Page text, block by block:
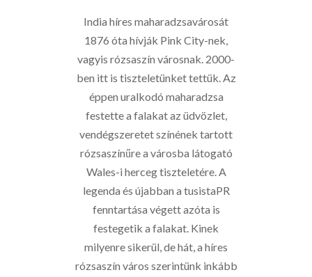
India híres maharadzsavárosát
1876 óta hívják Pink City-nek,
vagyis rózsaszín városnak. 2000-
ben itt is tiszteletünket tettük. Az
éppen uralkodó maharadzsa
festette a falakat az üdvözlet,
vendégszeretet színének tartott
rózsaszínűre a városba látogató
Wales-i herceg tiszteletére. A
legenda és újabban a tusistaPR
fenntartása végett azóta is
festegetik a falakat. Kinek
milyenre sikerül, de hát, a híres
rózsaszín város szerintünk inkább